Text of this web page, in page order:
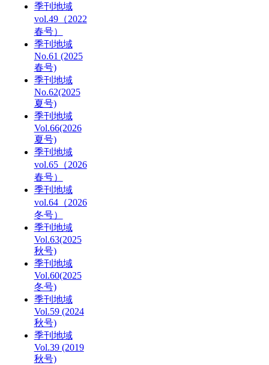
季刊地域
vol.49（2022
春号）
季刊地域
No.61 (2025
春号)
季刊地域
No.62(2025
夏号)
季刊地域
Vol.66(2026
夏号)
季刊地域
vol.65（2026
春号）
季刊地域
vol.64（2026
冬号）
季刊地域
Vol.63(2025
秋号)
季刊地域
Vol.60(2025
冬号)
季刊地域
Vol.59 (2024
秋号)
季刊地域
Vol.39 (2019
秋号)